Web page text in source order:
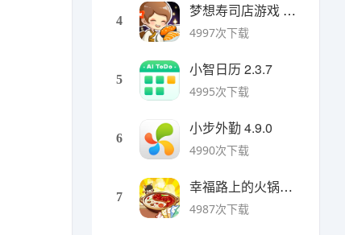
4
梦想寿司店游戏 v4.14.1安卓版
4997次下载
5
小智日历 2.3.7
4995次下载
6
小步外勤 4.9.0
4990次下载
7
幸福路上的火锅店官方版 v5.3.5安卓版
4987次下载